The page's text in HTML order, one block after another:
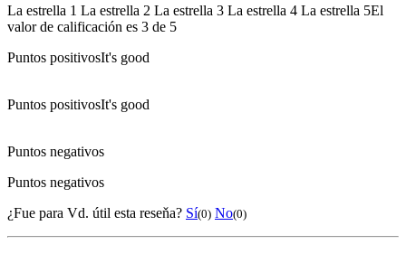
La estrella 1 La estrella 2 La estrella 3 La estrella 4 La estrella 5El
valor de calificación es 3 de 5
Puntos positivosIt's good
Puntos positivosIt's good
Puntos negativos
Puntos negativos
¿Fue para Vd. útil esta reseňa? Sí(0) No(0)